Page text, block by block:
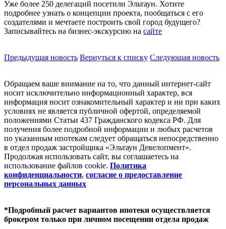
Уже более 250 делегаций посетили Эльтаун. Хотите
подробнее узнать о концепции проекта, пообщаться с его
создателями и мечтаете построить свой город будущего?
Записывайтесь на бизнес-экскурсию на сайте
Предыдущая новость Вернуться к списку Следующая новость
Обращаем ваше внимание на то, что данный интернет-сайт
носит исключительно информационный характер, вся
информация носит ознакомительный характер и ни при каких
условиях не является публичной офертой, определяемой
положениями Статьи 437 Гражданского кодекса РФ. Для
получения более подробной информации и любых расчетов
по указанным ипотекам следует обращаться непосредственно
в отдел продаж застройщика «Эльтаун Девелопмент».
Продолжая использовать сайт, вы соглашаетесь на
использование файлов coоkie. Политика
конфиденциальности, согласие о предоставление
персональных данных
*Подробный расчет вариантов ипотеки осуществляется
брокером только при личном посещении отдела продаж